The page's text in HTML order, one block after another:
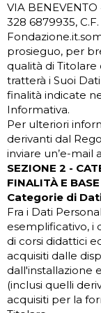
VIA
328 6879935,
prosieguo, per
qualità di
tratterà i Suoi
finalità indicate
Informativa.
Per ulteriori
derivanti dal
inviare un’e-mail
SEZIONE 2 -
FINALITÀ E
Categorie di
Fra i Dati
esemplificativo, i
di corsi didattici
acquisiti dalle
dall'installazione
(inclusi quelli
acquisiti per la